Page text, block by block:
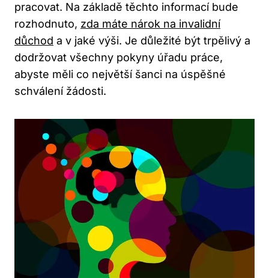
pracovat. Na základě těchto informací bude
rozhodnuto, zda máte nárok na invalidní
důchod a v jaké výši. Je důležité být trpělivý a
dodržovat všechny pokyny úřadu práce,
abyste měli co největší šanci na úspěšné
schválení žádosti.